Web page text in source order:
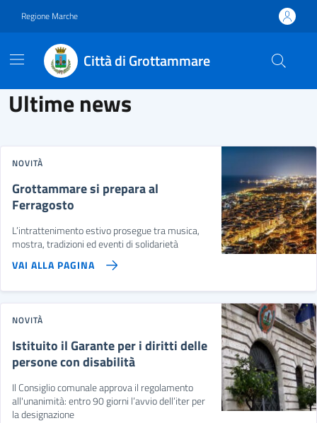
Regione Marche
Città di Grottammare
Città di Grottammare
Contenuti in evidenza
Novità in evidenza
Ultime news
NOVITÀ
Grottammare si prepara al
Ferragosto
L’intrattenimento estivo prosegue tra musica,
mostra, tradizioni ed eventi di solidarietà
VAI ALLA PAGINA
NOVITÀ
Istituito il Garante per i diritti delle
persone con disabilità
Il Consiglio comunale approva il regolamento
all'unanimità: entro 90 giorni l’avvio dell’iter per
la designazione